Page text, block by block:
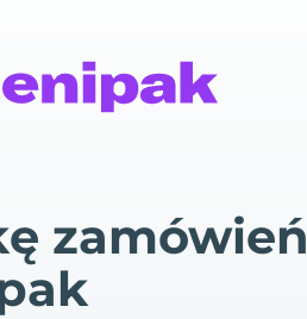
zamówień